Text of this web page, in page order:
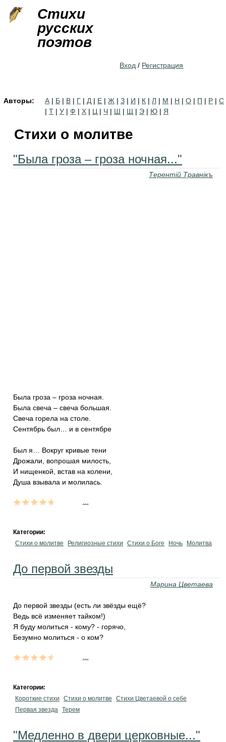
Стихи
русских
поэтов
Вход / Регистрация
Авторы: А | Б | В | Г | Д | Е | Ж | З | И | К | Л | М | Н | О | П | Р | С
| Т | У | Ф | Х | Ц | Ч | Ш | Щ | Э | Ю | Я
Стихи о молитве
"Была гроза – гроза ночная..."
Терентiй Травнiкъ
Была гроза – гроза ночная.
Была свеча – свеча большая.
Свеча горела на столе.
Сентябрь был… и в сентябре
Был я… Вокруг кривые тени
Дрожали, вопрошая милость,
И нищенкой, встав на колени,
Душа взывала и молилась.
Категории:
Стихи о молитве
Религиозные стихи Стихи о Боге Ночь Молитва
До первой звезды
Марина Цветаева
До первой звезды (есть ли звёзды ещё?
Ведь всё изменяет тайком!)
Я буду молиться - кому? - горячо,
Безумно молиться - о ком?
Категории:
Короткие стихи
Стихи о молитве
Стихи Цветаевой о себе
Первая звезда Терем
"Медленно в двери церковные..."